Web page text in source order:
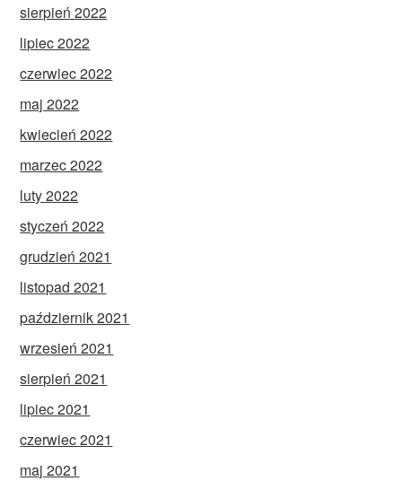
sierpień 2022
lipiec 2022
czerwiec 2022
maj 2022
kwiecień 2022
marzec 2022
luty 2022
styczeń 2022
grudzień 2021
listopad 2021
październik 2021
wrzesień 2021
sierpień 2021
lipiec 2021
czerwiec 2021
maj 2021